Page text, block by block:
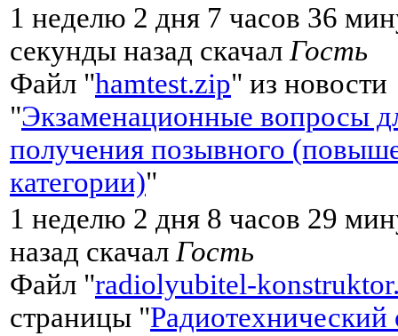
1 неделю 2 дня 7 часов 36
секунды назад скачал Гость
Файл "hamtest.zip" из новости
"Экзаменационные вопросы
получения позывного
категории)"
1 неделю 2 дня 8 часов 29
назад скачал Гость
Файл "radiolyubitel-
страницы "Радиотехнический